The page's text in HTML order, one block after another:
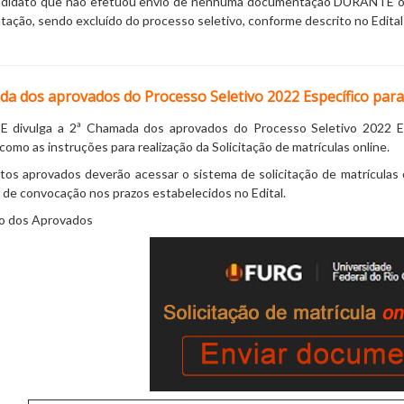
sendo excluído do processo seletivo, conforme descrito no
dos aprovados do Processo Seletivo 2022 Específico
divulga a 2ª Chamada dos aprovados do Processo Seletivo
as instruções para realização da Solicitação de matrículas online.
aprovados deverão acessar o sistema de solicitação de
convocação nos prazos estabelecidos no Edital.
dos Aprovados